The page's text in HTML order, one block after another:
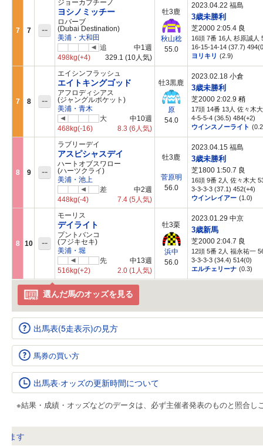
7 7 --
ジョーカプチーノ
ヨシノミッチー
ロバーブ
(Dubai Destination)
美浦・大和田
追
中1週
498kg(+4) 329.1 (10人気)
牡3鹿
秋山稔
55.0
2023.04.22 福島
3歳未勝利
芝2000 2:05.4 良
16頭 7番 16人 杉原誠人
16-15-14-14 (37.7)
ヨリキリ (2.9)
7 8 --
エイシンフラッシュ
エイトキングゴッド
アフロディシアス
(ジャングルポケット)
美浦・青木
大
中10週
468kg(-16) 8.3 (6人気)
牡3黒鹿
原
54.0
2023.02.18 小倉
3歳未勝利
芝2000 2:02.9 稍
17頭 14番 13人 佐々木
4-5-5-4 (36.5) 484(+2)
ウインスノーライト
8 9 --
ラブリーデイ
アスピシャスデイ
ハートオブスワロー
(ハーツクライ)
美浦・池上
差
中2週
448kg(-4) 7.4 (5人気)
牡3鹿
菅原明
56.0
2023.04.15 福島
3歳未勝利
芝1800 1:50.7 良
16頭 9番 2人 佐々木大
3-3-3-3 (37.1) 452(+4)
ウインレイアー (1.0)
8 10 --
モーリス
デイライト
プントバンコ
(フジキセキ)
美浦・堀
先
中13週
516kg(+2) 2.0 (1人気)
牡3栗
浜中
56.0
2023.01.29 中京
3歳新馬
芝2000 2:04.7 良
12頭 5番 2人 福永祐一
3-3-3-3 (34.4) 514(0)
エルチェリーナ (0.3)
選んだ馬のオッズを見る
出馬表(5走表示)の見方
馬券の買い方
出馬表·オッズの更新時間について
※結果・成績・オッズなどのデータは、必ず主催者発表のものと照合し
す